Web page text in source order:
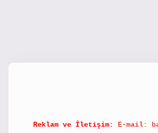
Reklam ve İletişim: E-mail: